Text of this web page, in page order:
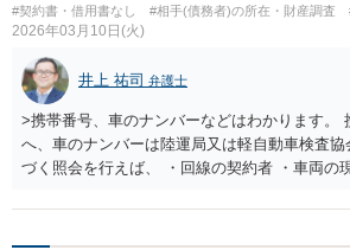
#契約書・借用書なし
#相手(債務者)の所在・財産調査
2026年03月10日(火)
井上 祐司 弁護士
>携帯番号、車のナンバーなどはわかります。
へ、車のナンバーは陸運局又は軽自動車検査
づく照会を行えば、 ・回線の契約者 ・車両の
義人であれば住所の特定につながりますが、